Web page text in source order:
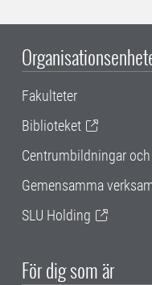
Fakulteter
Biblioteket
Centrumbildningar
Gemensamma
SLU Holding
För dig som är